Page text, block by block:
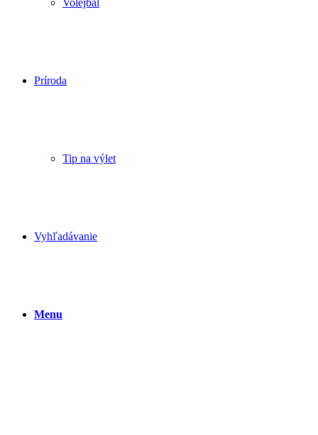
Volejbal
Príroda
Tip na výlet
Vyhľadávanie
Menu